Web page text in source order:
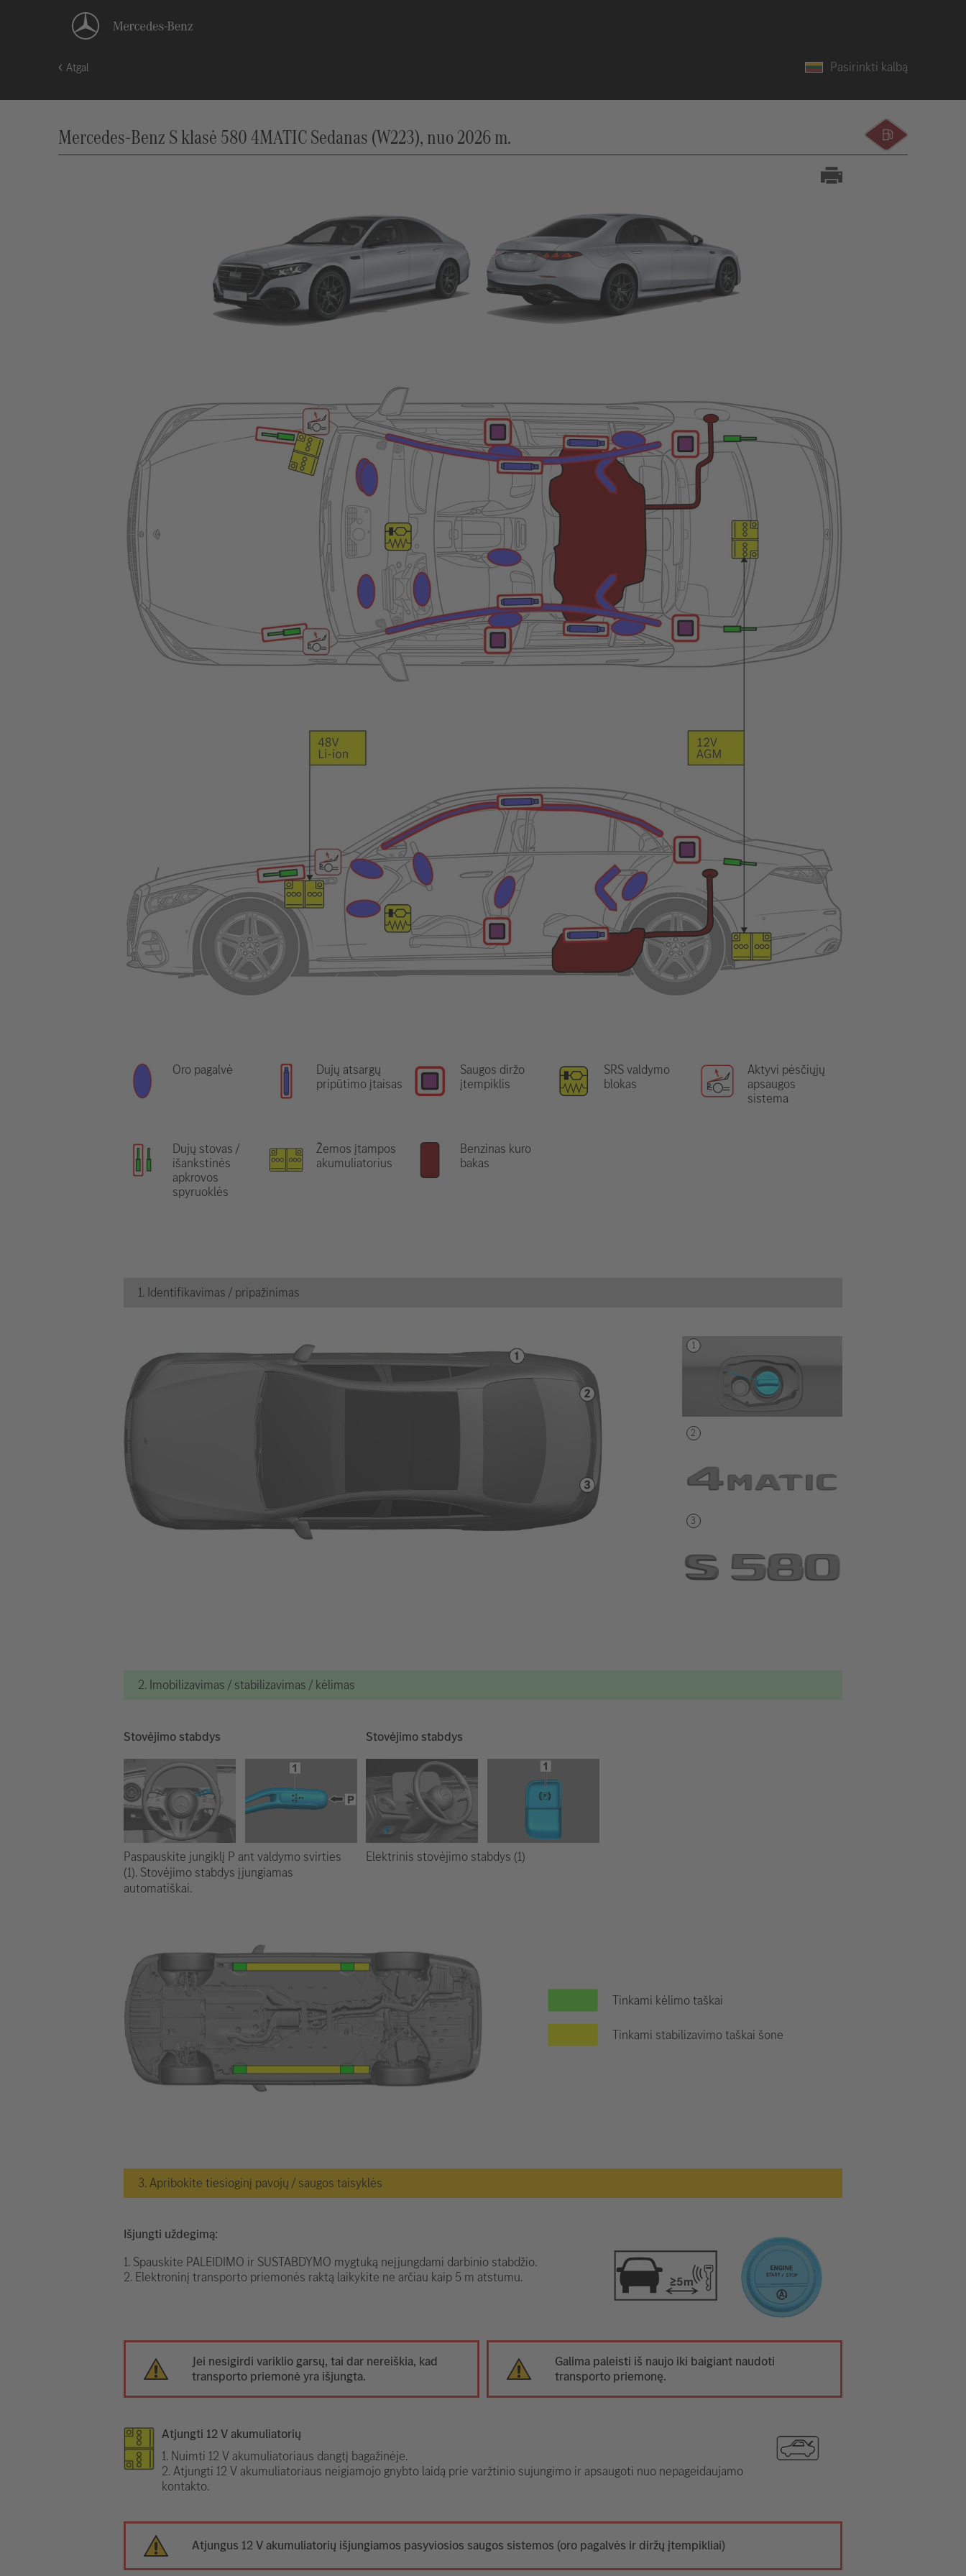
Atgal Pasirinkti kalbą
Mercedes-Benz S klasė 580 4MATIC Sedanas (W223), nuo 2026 m.
Oro pagalvė
Dujų atsargų
pripūtimo įtaisas
Saugos diržo
įtempiklis
SRS valdymo
blokas
Aktyvi pėsčiųjų
apsaugos
sistema
Dujų stovas /
išankstinės
apkrovos
spyruoklės
Žemos įtampos
akumuliatorius
Benzinas kuro
bakas
1. Identifikavimas / pripažinimas
2. Imobilizavimas / stabilizavimas / kėlimas
Stovėjimo stabdys
Paspauskite jungiklį P ant valdymo svirties
(1). Stovėjimo stabdys įjungiamas
automatiškai.
Stovėjimo stabdys
Elektrinis stovėjimo stabdys (1)
Tinkami kėlimo taškai
Tinkami stabilizavimo taškai šone
3. Apribokite tiesioginį pavojų / saugos taisyklės
Išjungti uždegimą:
1. Spauskite PALEIDIMO ir SUSTABDYMO mygtuką neįjungdami darbinio stabdžio.
2. Elektroninį transporto priemonės raktą laikykite ne arčiau kaip 5 m atstumu.
Jei nesigirdi variklio garsų, tai dar nereiškia, kad
transporto priemonė yra išjungta.
Galima paleisti iš naujo iki baigiant naudoti
transporto priemonę.
Atjungti 12 V akumuliatorių
1. Nuimti 12 V akumuliatoriaus dangtį bagažinėje.
2. Atjungti 12 V akumuliatoriaus neigiamojo gnybto laidą prie varžtinio sujungimo ir apsaugoti nuo nepageidaujamo
kontakto.
Atjungus 12 V akumuliatorių išjungiamos pasyviosios saugos sistemos (oro pagalvės ir diržų įtempikliai)